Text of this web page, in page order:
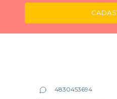
4830453694